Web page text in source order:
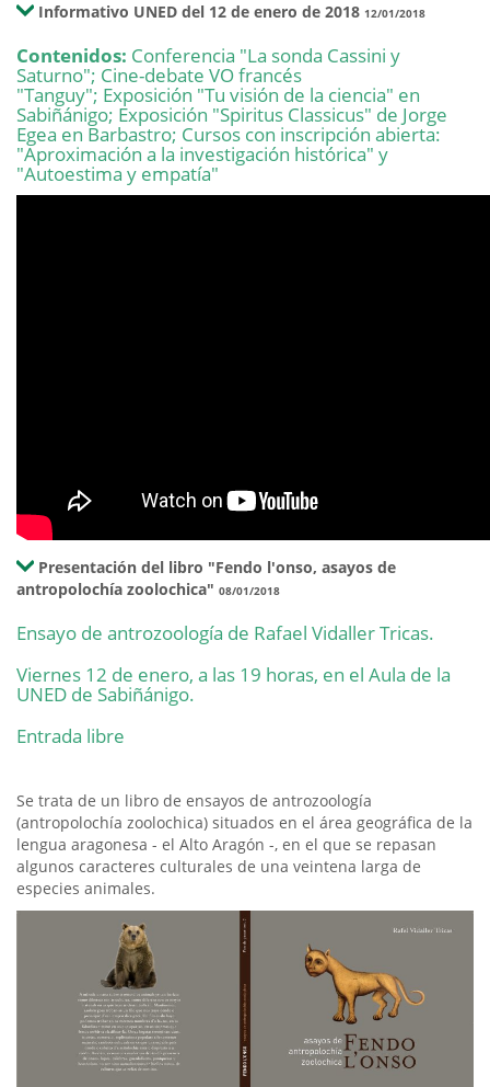
Informativo UNED del 12 de enero de 2018 12/01/2018
Contenidos: Conferencia "La sonda Cassini y
Saturno"; Cine-debate VO francés
"Tanguy"; Exposición "Tu visión de la ciencia" en
Sabiñánigo; Exposición "Spiritus Classicus" de Jorge
Egea en Barbastro; Cursos con inscripción abierta:
"Aproximación a la investigación histórica" y
"Autoestima y empatía"
Presentación del libro "Fendo l'onso, asayos de
antropolochía zoolochica" 08/01/2018
Ensayo de antrozoología de Rafael Vidaller Tricas.
Viernes 12 de enero, a las 19 horas, en el Aula de la
UNED de Sabiñánigo.
Entrada libre
Se trata de un libro de ensayos de antrozoología
(antropolochía zoolochica) situados en el área geográfica de la
lengua aragonesa - el Alto Aragón -, en el que se repasan
algunos caracteres culturales de una veintena larga de
especies animales.